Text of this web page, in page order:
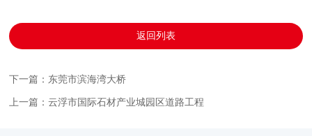
返回列表
下一篇：东莞市滨海湾大桥
上一篇：云浮市国际石材产业城园区道路工程